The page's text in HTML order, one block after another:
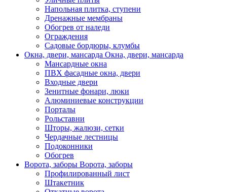
Напольная плитка, ступени
Дренажные мембраны
Обогрев от наледи
Ограждения
Садовые бордюры, клумбы
Окна, двери, мансарда Окна, двери, мансарда
Мансардные окна
ПВХ фасадные окна, двери
Входные двери
Зенитные фонари, люки
Алюминиевые конструкции
Порталы
Рольставни
Шторы, жалюзи, сетки
Чердачные лестницы
Подоконники
Обогрев
Ворота, заборы Ворота, заборы
Профилированный лист
Штакетник